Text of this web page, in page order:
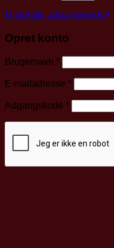
Mistet din adgangskode?
Opret konto
Brugernavn *Påkrævet
E-mailadresse *Påkrævet
Adgangskode *Påkrævet